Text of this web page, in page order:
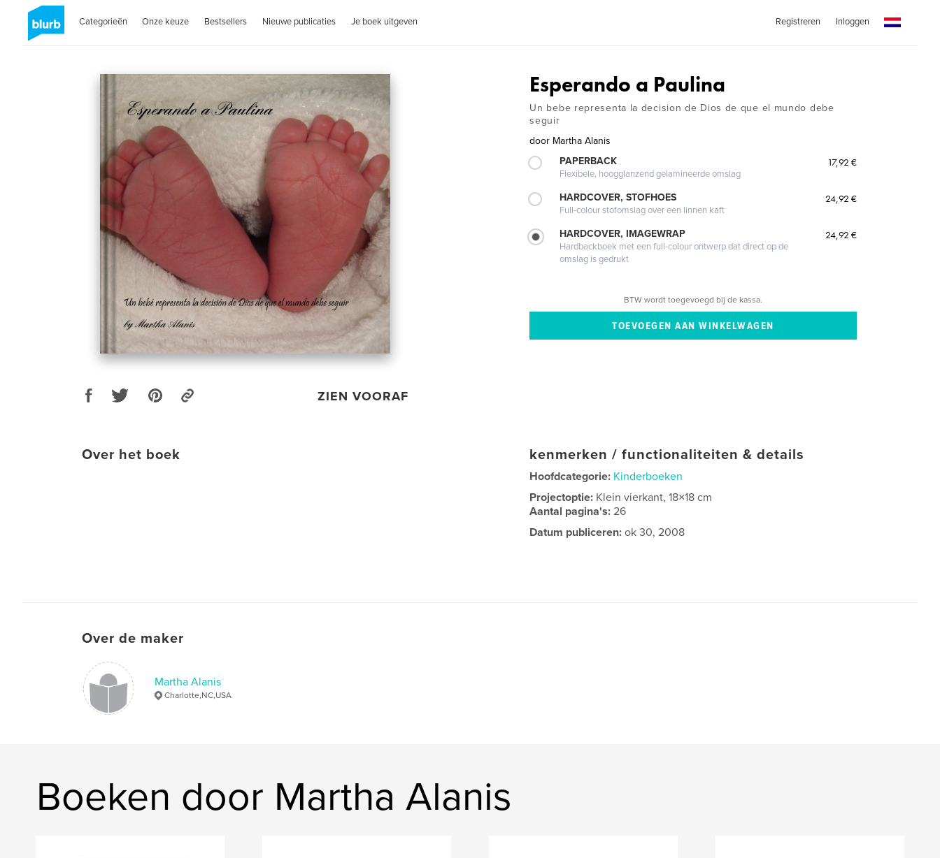
Categorieën Onze keuze Bestsellers Nieuwe publicaties Je boek uitgeven Registreren Inloggen
ZIEN VOORAF
Esperando a Paulina
Un bebe representa la decision de Dios de que el mundo debe
seguir
door Martha Alanis
PAPERBACK
Flexibele, hoogglanzend gelamineerde omslag
17,92 €
HARDCOVER, STOFHOES
Full-colour stofomslag over een linnen kaft
24,92 €
HARDCOVER, IMAGEWRAP
Hardbackboek met een full-colour ontwerp dat direct op de
omslag is gedrukt
24,92 €
BTW wordt toegevoegd bij de kassa.
Over het boek kenmerken / functionaliteiten & details
Hoofdcategorie: Kinderboeken
Projectoptie: Klein vierkant, 18×18 cm
Aantal pagina's:26
Datum publiceren: ok 30, 2008
Over de maker
Martha Alanis
Charlotte,NC,USA
Boeken door Martha Alanis